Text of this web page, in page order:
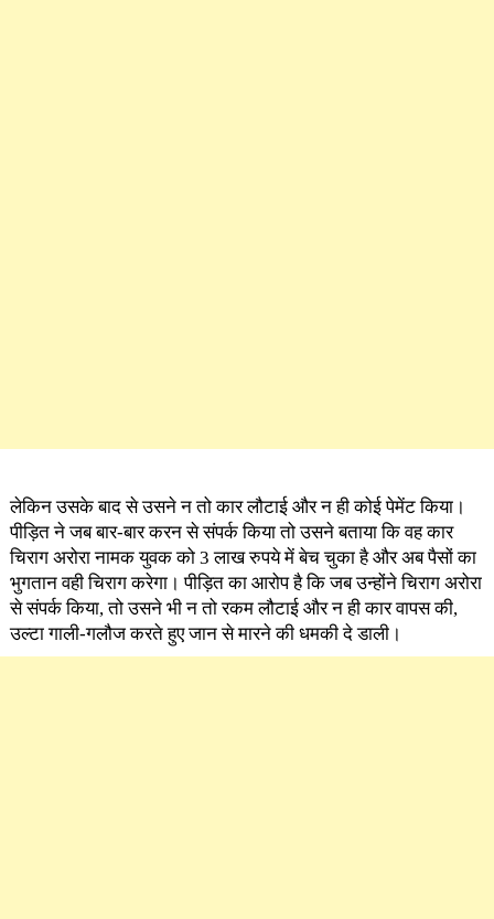
लेकिन उसके बाद से उसने न तो कार लौटाई और न ही कोई पेमेंट किया।
पीड़ित ने जब बार-बार करन से संपर्क किया तो उसने बताया कि वह कार
चिराग अरोरा नामक युवक को 3 लाख रुपये में बेच चुका है और अब पैसों का
भुगतान वही चिराग करेगा। पीड़ित का आरोप है कि जब उन्होंने चिराग अरोरा
से संपर्क किया, तो उसने भी न तो रकम लौटाई और न ही कार वापस की,
उल्टा गाली-गलौज करते हुए जान से मारने की धमकी दे डाली।